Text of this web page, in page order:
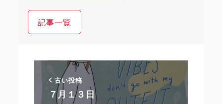
記事一覧
古い投稿
７月１３日